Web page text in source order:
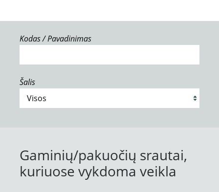
Kodas / Pavadinimas
Šalis
Gaminių/pakuočių srautai,
kuriuose vykdoma veikla